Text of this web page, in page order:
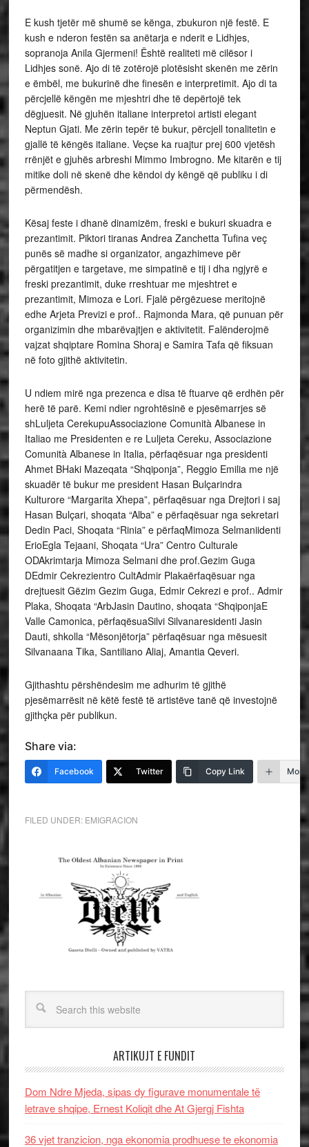
E kush tjetër më shumë se kënga, zbukuron një festë. E
kush e nderon festën sa anëtarja e nderit e Lidhjes,
sopranoja Anila Gjermeni! Është realiteti më cilësor i
Lidhjes sonë. Ajo di të zotërojë plotësisht skenën me zërin
e ëmbël, me bukurinë dhe finesën e interpretimit. Ajo di ta
përcjellë këngën me mjeshtri dhe të depërtojë tek
dëgjuesit. Në gjuhën italiane interpretoi artisti elegant
Neptun Gjati. Me zërin tepër të bukur, përcjell tonalitetin e
gjallë të këngës italiane. Veçse ka ruajtur prej 600 vjetësh
rrënjët e gjuhës arbreshi Mimmo Imbrogno. Me kitarën e tij
mitike doli në skenë dhe këndoi dy këngë që publiku i di
përmendësh.
Kësaj feste i dhanë dinamizëm, freski e bukuri skuadra e
prezantimit. Piktori tiranas Andrea Zanchetta Tufina veç
punës së madhe si organizator, angazhimeve për
përgatitjen e targetave, me simpatinë e tij i dha ngjyrë e
freski prezantimit, duke rreshtuar me mjeshtret e
prezantimit, Mimoza e Lori. Fjalë përgëzuese meritojnë
edhe Arjeta Previzi e prof.. Rajmonda Mara, që punuan për
organizimin dhe mbarëvajtjen e aktivitetit. Falënderojmë
vajzat shqiptare Romina Shoraj e Samira Tafa që fiksuan
në foto gjithë aktivitetin.
U ndiem mirë nga prezenca e disa të ftuarve që erdhën për
herë të parë. Kemi ndier ngrohtësinë e pjesëmarrjes së
shLuljeta CerekupuAssociazione Comunità Albanese in
Italiao me Presidenten e re Luljeta Cereku, Associazione
Comunità Albanese in Italia, përfaqësuar nga presidenti
Ahmet BHaki Mazeqata “Shqiponja”, Reggio Emilia me një
skuadër të bukur me president Hasan Bulçarindra
Kulturore “Margarita Xhepa”, përfaqësuar nga Drejtori i saj
Hasan Bulçari, shoqata “Alba” e përfaqësuar nga sekretari
Dedin Paci, Shoqata “Rinia” e përfaqMimoza Selmaniidenti
ErioEgla Tejaani, Shoqata “Ura” Centro Culturale
ODAkrimtarja Mimoza Selmani dhe prof.Gezim Guga
DEdmir Cekrezientro CultAdmir Plakaërfaqësuar nga
drejtuesit Gëzim Gezim Guga, Edmir Cekrezi e prof.. Admir
Plaka, Shoqata “ArbJasin Dautino, shoqata “ShqiponjaE
Valle Camonica, përfaqësuaSilvi Silvanaresidenti Jasin
Dauti, shkolla “Mësonjëtorja” përfaqësuar nga mësuesit
Silvanaana Tika, Santiliano Aliaj, Amantia Qeveri.
Gjithashtu përshëndesim me adhurim të gjithë
pjesëmarrësit në këtë festë të artistëve tanë që investojnë
gjithçka për publikun.
Share via:
Facebook Twitter Copy Link More
FILED UNDER: EMIGRACION
ARTIKUJT E FUNDIT
Dom Ndre Mjeda, sipas dy figurave monumentale të
letrave shqipe, Ernest Koliqit dhe At Gjergj Fishta
36 vjet tranzicion, nga ekonomia prodhuese te ekonomia